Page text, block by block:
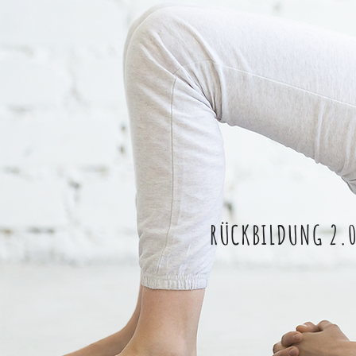
RÜCKBILDUNG